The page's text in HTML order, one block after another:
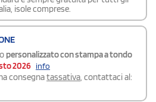
isole comprese.
personalizzato con stampa a tondo
2026 info
consegnatassativa, contattaci al: